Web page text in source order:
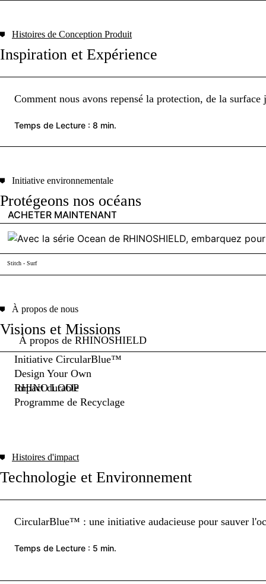
Histoires de Conception Produit
Inspiration et Expérience
Comment nous avons repensé la protection, de la
Temps de Lecture : 8 min.
Initiative environnementale
Protégeons nos océans
ACHETER MAINTENANT
Stitch - Surf
À propos de nous
Visions et Missions
À propos de RHINOSHIELD
Initiative CircularBlue™
Design Your Own
Impact durable
RHINO LOOP
Programme de Recyclage
Histoires d'impact
Technologie et Environnement
CircularBlue™ : une initiative audacieuse pour sauver
Temps de Lecture : 5 min.